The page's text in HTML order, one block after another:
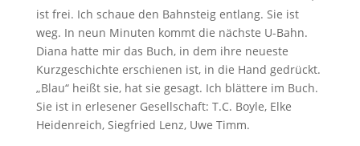
ist frei. Ich schaue den Bahnsteig entlang. Sie ist
weg. In neun Minuten kommt die nächste U-Bahn.
Diana hatte mir das Buch, in dem ihre neueste
Kurzgeschichte erschienen ist, in die Hand gedrückt.
„Blau“ heißt sie, hat sie gesagt. Ich blättere im Buch.
Sie ist in erlesener Gesellschaft: T.C. Boyle, Elke
Heidenreich, Siegfried Lenz, Uwe Timm.